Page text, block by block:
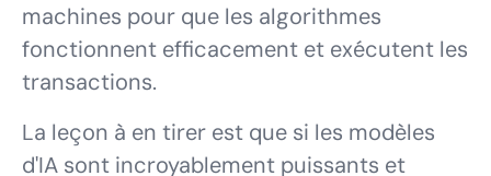
machines pour que les algorithmes
fonctionnent efficacement et exécutent les
transactions.
La leçon à en tirer est que si les modèles
d'IA sont incroyablement puissants et